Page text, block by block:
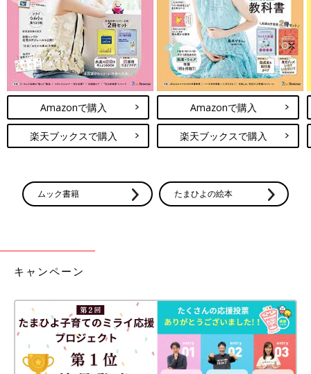
Amazonで購入
楽天ブックスで購入
Amazonで購入
楽天ブックスで購入
ムック書籍 たまひよの絵本
キャンペーン